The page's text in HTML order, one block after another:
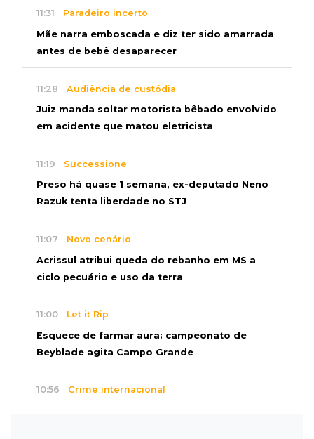
11:31 Paradeiro incerto
Mãe narra emboscada e diz ter sido amarrada
antes de bebê desaparecer
11:28 Audiência de custódia
Juiz manda soltar motorista bêbado envolvido
em acidente que matou eletricista
11:19 Successione
Preso há quase 1 semana, ex-deputado Neno
Razuk tenta liberdade no STJ
11:07 Novo cenário
Acrissul atribui queda do rebanho em MS a
ciclo pecuário e uso da terra
11:00 Let it Rip
Esquece de farmar aura: campeonato de
Beyblade agita Campo Grande
10:56 Crime internacional